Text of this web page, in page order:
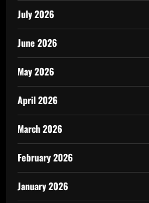
July 2026
June 2026
May 2026
April 2026
March 2026
February 2026
January 2026